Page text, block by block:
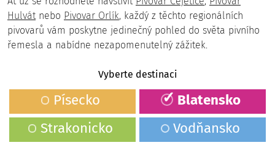
Hulvátnebo Pivovar Orlík, každý z těchto regionálních
pivovarů vám poskytne jedinečný pohled do světa pivního
řemesla a nabídne nezapomenutelný zážitek.
Vyberte destinaci
Písecko
Blatensko
Strakonicko
Vodňansko